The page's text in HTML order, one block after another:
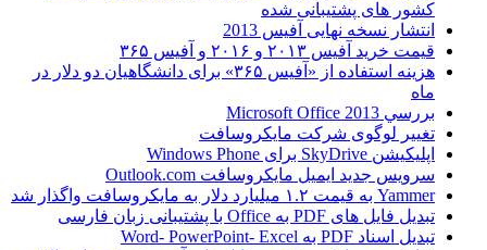
کشور های پشتیبانی شده
انتشار نسخه نهایی آفیس 2013
قیمت خرید آفیس ۲۰۱۳ و ۲۰۱۶ و آفیس ۳۶۵
هزینه استفاده از «آفیس ۳۶۵» برای دانشگاهیان دو دلار در
ماه
بررسي Microsoft Office 2013
تغییر لوگوی شرکت مایکروسافت
اپلیکیشن SkyDrive برای Windows Phone
سرویس جدید ایمیل مایکروسافت Outlook.com
Yammer به قیمت ۱.۲ میلیارد دلار به مایکروسافت واگذار شد
تبدیل فایل های PDF به Office با پشتیبانی زبان فارسی
تبدیل اسناد PDF به Word- PowerPoint- Excel